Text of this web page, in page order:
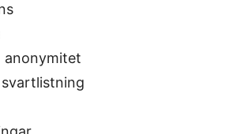
anonymitet